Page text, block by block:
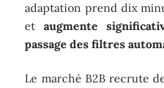
adaptation prend dix
etaugmente
passage des filtres
Le marché B2B recrute